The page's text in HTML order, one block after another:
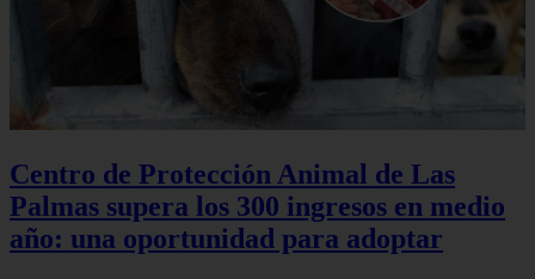
Centro de Protección Animal de Las
Palmas supera los 300 ingresos en medio
año: una oportunidad para adoptar